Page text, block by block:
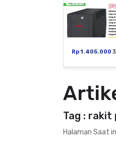
Rp 1.405.000
Tag : rakit
Halaman Saat